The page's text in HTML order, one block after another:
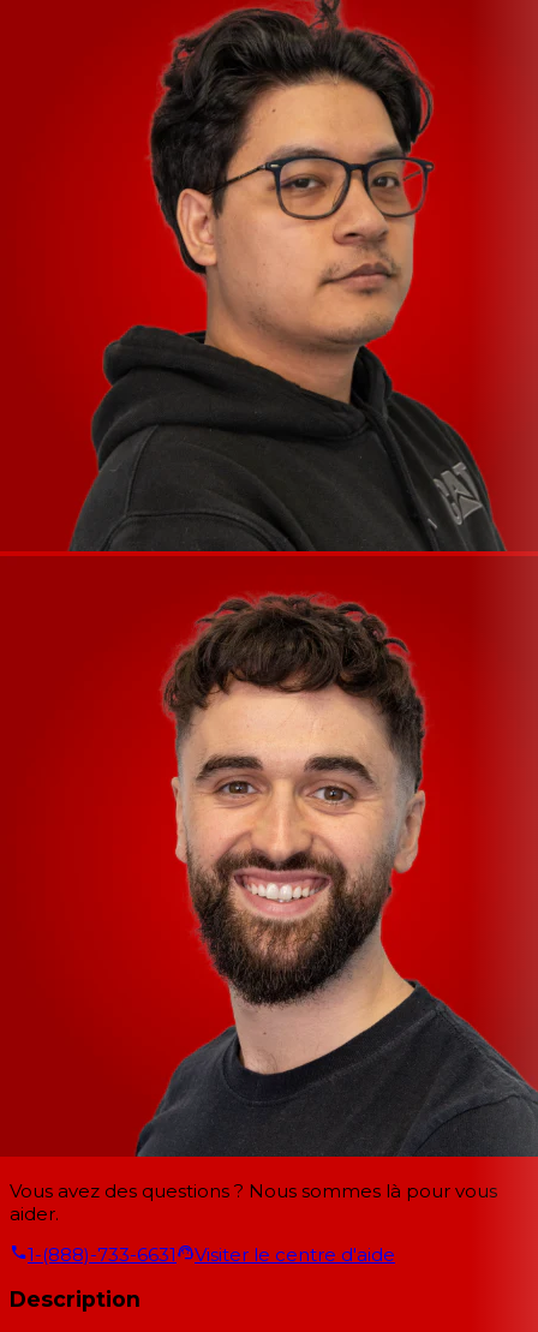
Vous avez des questions ? Nous sommes là pour vous
aider.
1-(888)-733-6631
Visiter le centre d'aide
Description